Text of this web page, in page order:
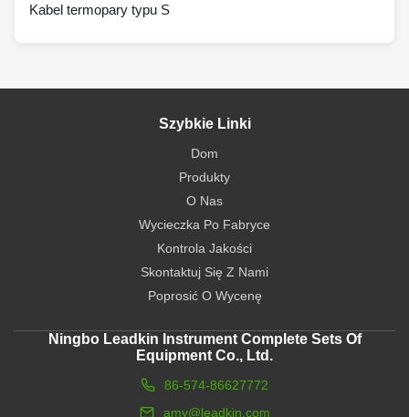
Kabel termopary typu S
Szybkie Linki
Dom
Produkty
O Nas
Wycieczka Po Fabryce
Kontrola Jakości
Skontaktuj Się Z Nami
Poprosić O Wycenę
Ningbo Leadkin Instrument Complete Sets Of
Equipment Co., Ltd.
86-574-86627772
amy@leadkin.com